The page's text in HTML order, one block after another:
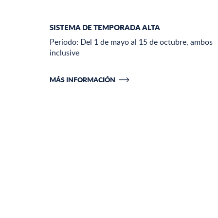
SISTEMA DE TEMPORADA ALTA
Periodo: Del 1 de mayo al 15 de octubre, ambos
inclusive
MÁS INFORMACIÓN